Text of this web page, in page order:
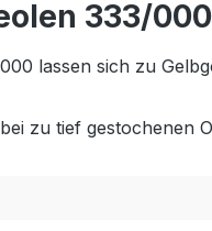
333/
lassen sich zu
zu tief gestochenen